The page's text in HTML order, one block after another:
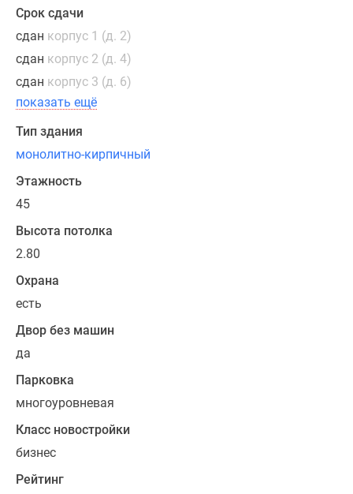
а
также
двух-,
трех-,
четырех-
и
пятикомнатные
квартиры
с
высотой
2.8
метра
и
23
до
кв.
м.
Проектом
не
наличие
Срок сдачи
сдан корпус 1 (д. 2)
сдан корпус 2 (д. 4)
сдан корпус 3 (д. 6)
показать ещё
Тип здания
монолитно-кирпичный
Этажность
45
Высота потолка
2.80
Охрана
есть
Двор без машин
да
Парковка
многоуровневая
Класс новостройки
бизнес
Рейтинг